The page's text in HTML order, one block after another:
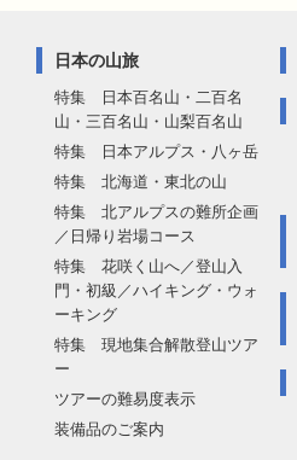
日本の山旅
特集 日本百名山・二百名
山・三百名山・山梨百名山
特集 日本アルプス・八ヶ岳
特集 北海道・東北の山
特集 北アルプスの難所企画
／日帰り岩場コース
特集 花咲く山へ／登山入
門・初級／ハイキング・ウォ
ーキング
特集 現地集合解散登山ツア
ー
ツアーの難易度表示
装備品のご案内